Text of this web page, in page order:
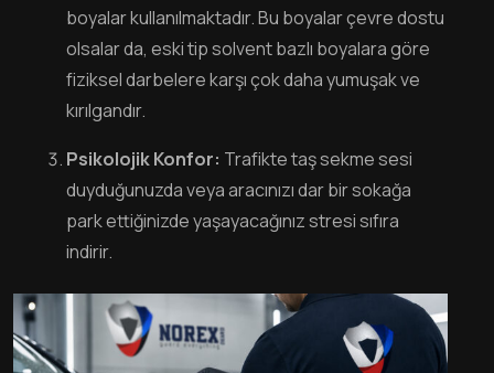
boyalar kullanılmaktadır. Bu boyalar çevre dostu
olsalar da, eski tip solvent bazlı boyalara göre
fiziksel darbelere karşı çok daha yumuşak ve
kırılgandır.
Psikolojik Konfor: Trafikte taş sekme sesi
duyduğunuzda veya aracınızı dar bir sokağa
park ettiğinizde yaşayacağınız stresi sıfıra
indirir.